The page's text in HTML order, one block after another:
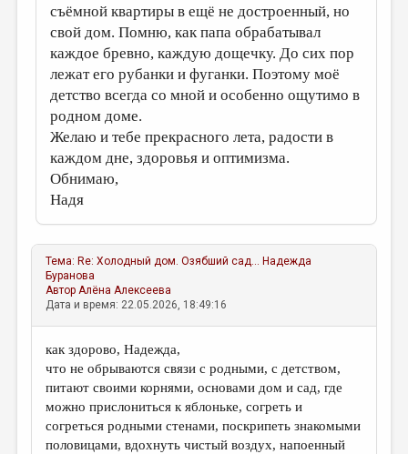
съёмной квартиры в ещё не достроенный, но
свой дом. Помню, как папа обрабатывал
каждое бревно, каждую дощечку. До сих пор
лежат его рубанки и фуганки. Поэтому моё
детство всегда со мной и особенно ощутимо в
родном доме.
Желаю и тебе прекрасного лета, радости в
каждом дне, здоровья и оптимизма.
Обнимаю,
Надя
Тема: Re: Холодный дом. Озябший сад... Надежда
Буранова
АвторАлёна Алексеева
Дата и время: 22.05.2026, 18:49:16
как здорово, Надежда,
что не обрываются связи с родными, с детством,
питают своими корнями, основами дом и сад, где
можно прислониться к яблоньке, согреть и
согреться родными стенами, поскрипеть знакомыми
половицами, вдохнуть чистый воздух, напоенный